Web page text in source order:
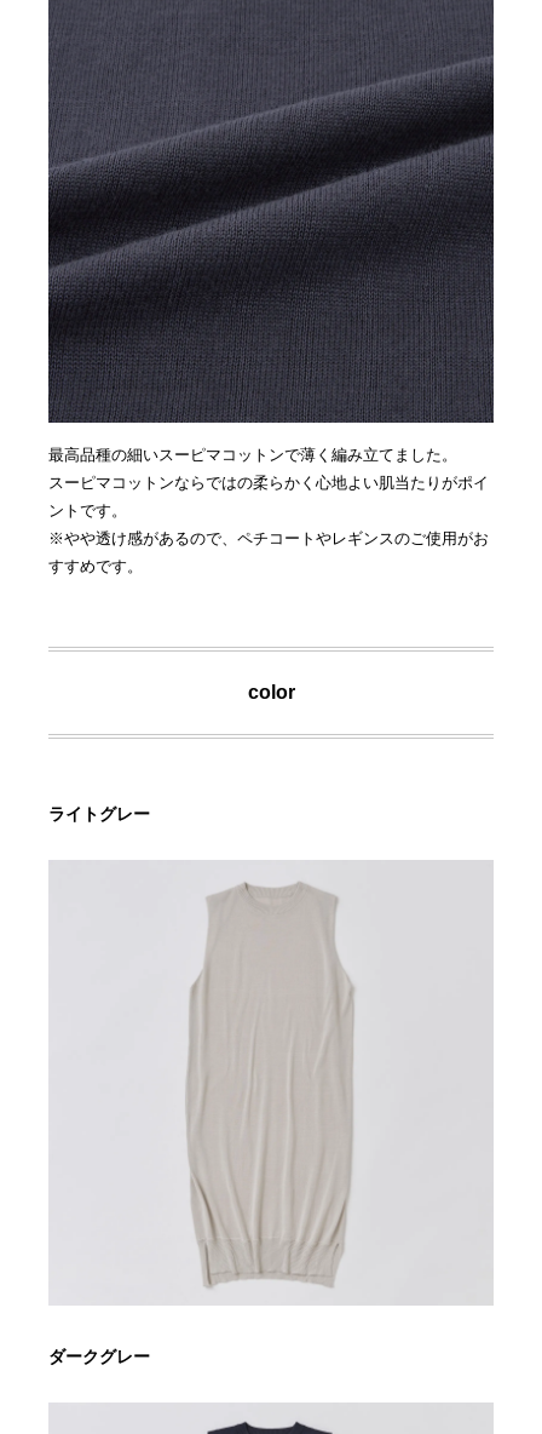
最高品種の細いスーピマコットンで薄く編み立てました。
スーピマコットンならではの柔らかく心地よい肌当たりがポイ
ントです。
※やや透け感があるので、ペチコートやレギンスのご使用がお
すすめです。
color
ライトグレー
ダークグレー